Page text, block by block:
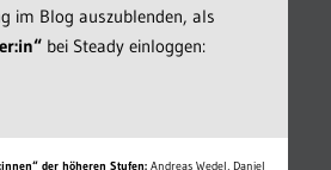
im Blog auszublenden, als
bei Steady einloggen:
der höheren Stufen: Andreas Wedel, Daniel